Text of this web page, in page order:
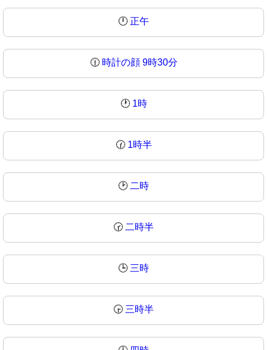
🕛 正午
🕧 時計の顔 9時30分
🕐 1時
🕜 1時半
🕑 二時
🕝 二時半
🕒 三時
🕞 三時半